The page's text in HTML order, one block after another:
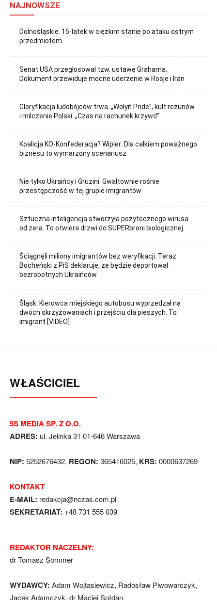
NAJNOWSZE
Dolnośląskie. 15-latek w ciężkim stanie po ataku ostrym
przedmiotem
Senat USA przegłosował tzw. ustawę Grahama.
Dokument przewiduje mocne uderzenie w Rosje i Iran
Gloryfikacja ludobójców trwa. „Wołyń Pride”, kult rezunów
i milczenie Polski. „Czas na rachunek krzywd”
Koalicja KO-Konfederacja? Wipler: Dla całkiem poważnego
biznesu to wymarzony scenariusz
Nie tylko Ukraińcy i Gruzini. Gwałtownie rośnie
przestępczość w tej grupie imigrantów
Sztuczna inteligencja stworzyła pożytecznego wirusa
od zera. To otwiera drzwi do SUPERbroni biologicznej
Ściągnęli miliony imigrantów bez weryfikacji. Teraz
Bocheński z PiS deklaruje, że będzie deportował
bezrobotnych Ukraińców
Śląsk. Kierowca miejskiego autobusu wyprzedzał na
dwóch skrzyżowaniach i przejściu dla pieszych. To
imigrant [VIDEO]
WŁAŚCICIEL
5S MEDIA SP. Z O.O.
ADRES: ul. Jelinka 31 01-646 Warszawa
NIP: 5252676432, REGON: 365416025, KRS: 0000637269
KONTAKT
E-MAIL: redakcja@nczas.com.pl
SEKRETARIAT: +48 731 555 039
REDAKTOR NACZELNY:
dr Tomasz Sommer
WYDAWCY: Adam Wojtasiewicz, Radosław Piwowarczyk,
Jacek Adamczyk, dr Maciej Sołdan